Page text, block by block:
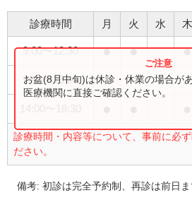
診療時間 月 火 水 木
9:00〜12:30 ● ● ●
9:00〜15:00
診療時間・内容等について、事前に必
ださい。
お盆(8月中旬)は休診・休業の場合が
医療機関に直接ご確認ください。
備考:初診は完全予約制、再診は前日ま